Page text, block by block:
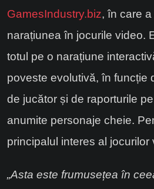
GamesIndustry.biz, în care
narațiunea în jocurile video.
totul pe o narațiune
poveste evolutivă, în funcție
de jucător și de raporturile
anumite personaje cheie.
principalul interes al jocurilor
„Asta este frumusețea în